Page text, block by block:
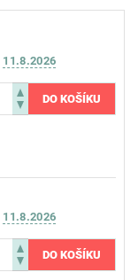
11.8.2026
11.8.2026